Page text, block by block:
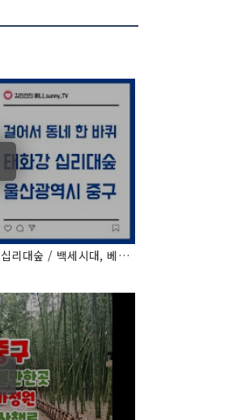
걸어서 동네 한 바퀴 : 울산 중구 십리대숲 / 백세시대, 베이비부머 버킷리스트 1위 여행 / 여행의 참맛을 느껴보자!!!